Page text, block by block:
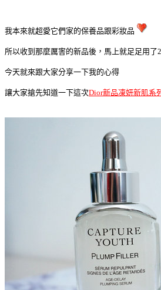
我本來就超愛它們家的保養品跟彩妝品
所以收到那麼厲害的新品後，馬上就足足用了
今天就來跟大家分享一下我的心得
讓大家搶先知道一下這次Dior新品凍妍新肌系列